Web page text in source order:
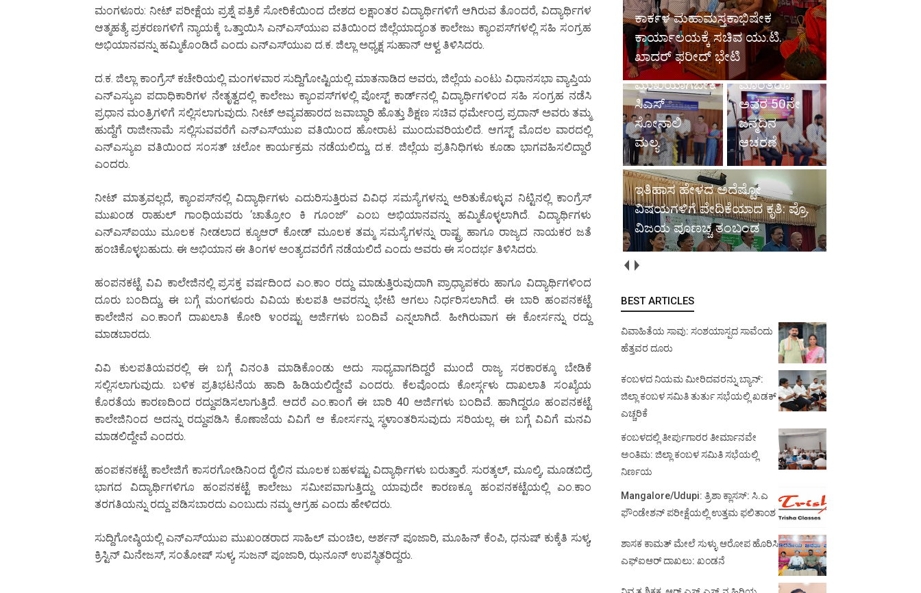
ಮಂಗಳೂರು: ನೀಟ್ ಪರೀಕ್ಷೆಯ ಪ್ರಶ್ನೆ ಪತ್ರಿಕೆ ಸೋರಿಕೆಯಿಂದ ದೇಶದ ಲಕ್ಷಾಂತರ ವಿದ್ಯಾರ್ಥಿಗಳಿಗೆ ಆಗಿರುವ ತೊಂದರೆ, ವಿದ್ಯಾರ್ಥಿಗಳ
ಆತ್ಮಹತ್ಯೆ ಪ್ರಕರಣಗಳಿಗೆ ನ್ಯಾಯಕ್ಕೆ ಒತ್ತಾಯಿಸಿ ಎನ್‌ಎಸ್‌ಯುಐ ವತಿಯಿಂದ ಜಿಲ್ಲೆಯಾದ್ಯಂತ ಕಾಲೇಜು ಕ್ಯಾಂಪಸ್‌ಗಳಲ್ಲಿ ಸಹಿ ಸಂಗ್ರಹ
ಅಭಿಯಾನವನ್ನು ಹಮ್ಮಿಕೊಂಡಿದೆ ಎಂದು ಎನ್‌ಎಸ್‌ಯುಐ ದ.ಕ. ಜಿಲ್ಲಾ ಅಧ್ಯಕ್ಷ ಸುಹಾನ್ ಆಳ್ವ ತಿಳಿಸಿದರು.
ದ.ಕ. ಜಿಲ್ಲಾ ಕಾಂಗ್ರೆಸ್ ಕಚೇರಿಯಲ್ಲಿ ಮಂಗಳವಾರ ಸುದ್ದಿಗೋಷ್ಟಿಯಲ್ಲಿ ಮಾತನಾಡಿದ ಅವರು, ಜಿಲ್ಲೆಯ ಎಂಟು ವಿಧಾನಸಭಾ ವ್ಯಾಪ್ತಿಯ
ಎನ್‌ಎಸ್ಯುಐ ಪದಾಧಿಕಾರಿಗಳ ನೇತೃತ್ವದಲ್ಲಿ ಕಾಲೇಜು ಕ್ಯಾಂಪಸ್‌ಗಳಲ್ಲಿ ಪೋಸ್ಟ್ ಕಾರ್ಡ್‌ನಲ್ಲಿ ವಿದ್ಯಾರ್ಥಿಗಳಿಂದ ಸಹಿ ಸಂಗ್ರಹ ನಡೆಸಿ
ಪ್ರಧಾನ ಮಂತ್ರಿಗಳಿಗೆ ಸಲ್ಲಿಸಲಾಗುವುದು. ನೀಟ್ ಅವ್ಯವಹಾರದ ಜವಾಬ್ಧಾರಿ ಹೊತ್ತು ಶಿಕ್ಷಣ ಸಚಿವ ಧರ್ಮೇಂದ್ರ ಪ್ರದಾನ್ ಅವರು ತಮ್ಮ
ಹುದ್ದೆಗೆ ರಾಜೀನಾಮೆ ಸಲ್ಲಿಸುವವರೆಗೆ ಎನ್‌ಎಸ್‌ಯುಐ ವತಿಯಿಂದ ಹೋರಾಟ ಮುಂದುವರಿಯಲಿದೆ. ಆಗಸ್ಟ್ ಮೊದಲ ವಾರದಲ್ಲಿ
ಎನ್‌ಎಸ್ಯುಐ ವತಿಯಿಂದ ಸಂಸತ್ ಚಲೋ ಕಾರ್ಯಕ್ರಮ ನಡೆಯಲಿದ್ದು, ದ.ಕ. ಜಿಲ್ಲೆಯ ಪ್ರತಿನಿಧಿಗಳು ಕೂಡಾ ಭಾಗವಹಿಸಲಿದ್ದಾರೆ
ಎಂದರು.
ನೀಟ್ ಮಾತ್ರವಲ್ಲದೆ, ಕ್ಯಾಂಪಸ್‌ನಲ್ಲಿ ವಿದ್ಯಾರ್ಥಿಗಳು ಎದುರಿಸುತ್ತಿರುವ ವಿವಿಧ ಸಮಸ್ಯೆಗಳನ್ನು ಅರಿತುಕೊಳ್ಳುವ ನಿಟ್ಟಿನಲ್ಲಿ ಕಾಂಗ್ರೆಸ್
ಮುಖಂಡ ರಾಹುಲ್ ಗಾಂಧಿಯವರು ‘ಚಾತ್ರೋಂ ಕಿ ಗೂಂಜ್’ ಎಂಬ ಅಭಿಯಾನವನ್ನು ಹಮ್ಮಿಕೊಳ್ಳಲಾಗಿದೆ. ವಿದ್ಯಾರ್ಥಿಗಳು
ಎನ್‌ಎಸ್‌ಐಯು ಮೂಲಕ ನೀಡಲಾದ ಕ್ಯೂಆರ್ ಕೋಡ್ ಮೂಲಕ ತಮ್ಮ ಸಮಸ್ಯೆಗಳನ್ನು ರಾಷ್ಟ್ರ ಹಾಗೂ ರಾಜ್ಯದ ನಾಯಕರ ಜತೆ
ಹಂಚಿಕೊಳ್ಳಬಹುದು. ಈ ಅಭಿಯಾನ ಈ ತಿಂಗಳ ಅಂತ್ಯದವರೆಗೆ ನಡೆಯಲಿದೆ ಎಂದು ಅವರು ಈ ಸಂದರ್ಭ ತಿಳಿಸಿದರು.
ಹಂಪನಕಟ್ಟೆ ವಿವಿ ಕಾಲೇಜಿನಲ್ಲಿ ಪ್ರಸಕ್ತ ವರ್ಷದಿಂದ ಎಂ.ಕಾಂ ರದ್ದು ಮಾಡುತ್ತಿರುವುದಾಗಿ ಪ್ರಾಧ್ಯಾಪಕರು ಹಾಗೂ ವಿದ್ಯಾರ್ಥಿಗಳಿಂದ
ದೂರು ಬಂದಿದ್ದು, ಈ ಬಗ್ಗೆ ಮಂಗಳೂರು ವಿವಿಯ ಕುಲಪತಿ ಅವರನ್ನು ಭೇಟಿ ಆಗಲು ನಿರ್ಧರಿಸಲಾಗಿದೆ. ಈ ಬಾರಿ ಹಂಪನಕಟ್ಟೆ
ಕಾಲೇಜಿನ ಎಂ.ಕಾಂಗೆ ದಾಖಲಾತಿ ಕೋರಿ ೪೦ರಷ್ಟು ಅರ್ಜಿಗಳು ಬಂದಿವೆ ಎನ್ನಲಾಗಿದೆ. ಹೀಗಿರುವಾಗ ಈ ಕೋರ್ಸನ್ನು ರದ್ದು
ಮಾಡಬಾರದು.
ವಿವಿ ಕುಲಪತಿಯವರಲ್ಲಿ ಈ ಬಗ್ಗೆ ವಿನಂತಿ ಮಾಡಿಕೊಂಡು ಅದು ಸಾಧ್ಯವಾಗದಿದ್ದರೆ ಮುಂದೆ ರಾಜ್ಯ ಸರಕಾರಕ್ಕೂ ಬೇಡಿಕೆ
ಸಲ್ಲಿಸಲಾಗುವುದು. ಬಳಿಕ ಪ್ರತಿಭಟನೆಯ ಹಾದಿ ಹಿಡಿಯಲಿದ್ದೇವೆ ಎಂದರು. ಕೆಲವೊಂದು ಕೋರ್ಸ್ಗಳು ದಾಖಲಾತಿ ಸಂಖ್ಯೆಯ
ಕೊರತೆಯ ಕಾರಣದಿಂದ ರದ್ದುಪಡಿಸಲಾಗುತ್ತಿದೆ. ಆದರೆ ಎಂ.ಕಾಂಗೆ ಈ ಬಾರಿ 40 ಅರ್ಜಿಗಳು ಬಂದಿವೆ. ಹಾಗಿದ್ದರೂ ಹಂಪನಕಟ್ಟೆ
ಕಾಲೇಜಿನಿಂದ ಅದನ್ನು ರದ್ದುಪಡಿಸಿ ಕೊಣಾಜೆಯ ವಿವಿಗೆ ಆ ಕೋರ್ಸನ್ನು ಸ್ಥಳಾಂತರಿಸುವುದು ಸರಿಯಲ್ಲ. ಈ ಬಗ್ಗೆ ವಿವಿಗೆ ಮನವಿ
ಮಾಡಲಿದ್ದೇವೆ ಎಂದರು.
ಹಂಪಕನಕಟ್ಟೆ ಕಾಲೇಜಿಗೆ ಕಾಸರಗೋಡಿನಿಂದ ರೈಲಿನ ಮೂಲಕ ಬಹಳಷ್ಟು ವಿದ್ಯಾರ್ಥಿಗಳು ಬರುತ್ತಾರೆ. ಸುರತ್ಕಲ್, ಮೂಲ್ಕಿ, ಮೂಡಬಿದ್ರೆ
ಭಾಗದ ವಿದ್ಯಾರ್ಥಿಗಳಿಗೂ ಹಂಪನಕಟ್ಟೆ ಕಾಲೇಜು ಸಮೀಪವಾಗುತ್ತಿದ್ದು ಯಾವುದೇ ಕಾರಣಕ್ಕೂ ಹಂಪನಕಟ್ಟೆಯಲ್ಲಿ ಎಂ.ಕಾಂ
ತರಗತಿಯನ್ನು ರದ್ದು ಪಡಿಸಬಾರದು ಎಂಬುದು ನಮ್ಮ ಆಗ್ರಹ ಎಂದು ಹೇಳಿದರು.
ಸುದ್ದಿಗೋಷ್ಠಿಯಲ್ಲಿ ಎನ್‌ಎಸ್‌ಯುಐ ಮುಖಂಡರಾದ ಸಾಹಿಲ್ ಮಂಚಿಲ, ಅರ್ಶನ್ ಪೂಜಾರಿ, ಮೂಹಿನ್ ಕೆಂಪಿ, ಧನುಷ್ ಕುಕ್ಕೆತಿ ಸುಳ್ಯ,
ಕ್ರಿಸ್ಟಿನ್ ಮಿನೇಜಸ್, ಸಂತೋಷ್ ಸುಳ್ಯ, ಸುಜನ್ ಪೂಜಾರಿ, ಝನೂನ್ ಉಪಸ್ಥಿತರಿದ್ದರು.
ಕಾರ್ಕಳ ಮಹಾಮಸ್ತಕಾಭಿಷೇಕ
ಕಾರ್ಯಾಲಯಕ್ಕೆ ಸಚಿವ ಯು.ಟಿ.
ಖಾದರ್ ಫರೀದ್ ಭೇಟಿ
ವಾಣಿಜ್ಯಶಾಸ್ತ್ರ
ಅಧ್ಯಯನ
ಉದ್ಯೋಗ
ಮುಖಿಯಾಗಬೇಕು:
ಸಿಎಸ್
ಸೋನಾಲಿ
ಮಲ್ಯ
ಪ್ರಾಂಶುಪಾಲ
ವಂ. ಡಾ.
ಆಂಟನಿ
ಪ್ರಕಾಶ್
ಮೊಂತೆರೊ
ಅವರ 50ನೇ
ಜನ್ಮದಿನ
ಆಚರಣೆ
ಇತಿಹಾಸ ಹೇಳದ ಅದೆಷ್ಟೋ
ವಿಷಯಗಳಿಗೆ ವೇದಿಕೆಯಾದ ಕೃತಿ: ಪ್ರೊ.
ವಿಜಯ ಪೂಣಚ್ಚ ತಂಬಂಡ
BEST ARTICLES
ವಿವಾಹಿತೆಯ ಸಾವು: ಸಂಶಯಾಸ್ಪದ ಸಾವೆಂದು
ಹೆತ್ತವರ ದೂರು
ಕಂಬಳದ ನಿಯಮ ಮೀರಿದವರನ್ನು ಬ್ಯಾನ್:
ಜಿಲ್ಲಾ ಕಂಬಳ ಸಮಿತಿ ತುರ್ತು ಸಭೆಯಲ್ಲಿ ಖಡಕ್
ಎಚ್ಚರಿಕೆ
ಕಂಬಳದಲ್ಲಿ ತೀರ್ಪುಗಾರರ ತೀರ್ಮಾನವೇ
ಅಂತಿಮ: ಜಿಲ್ಲಾ ಕಂಬಳ ಸಮಿತಿ ಸಭೆಯಲ್ಲಿ
ನಿರ್ಣಯ
Mangalore/Udupi: ತ್ರಿಶಾ ಕ್ಲಾಸಸ್: ಸಿ.ಎ
ಫೌಂಡೇಶನ್ ಪರೀಕ್ಷೆಯಲ್ಲಿ ಉತ್ತಮ ಫಲಿತಾಂಶ
ಶಾಸಕ ಕಾಮತ್ ಮೇಲೆ ಸುಳ್ಳು ಆರೋಪ ಹೊರಿಸಿ
ಎಫ್‌ಐಆರ್ ದಾಖಲು: ಖಂಡನೆ